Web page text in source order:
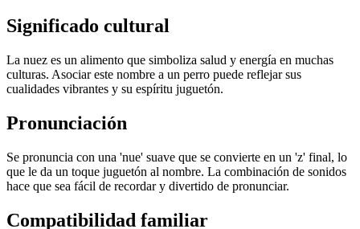
Significado cultural
La nuez es un alimento que simboliza salud y energía en muchas
culturas. Asociar este nombre a un perro puede reflejar sus
cualidades vibrantes y su espíritu juguetón.
Pronunciación
Se pronuncia con una 'nue' suave que se convierte en un 'z' final, lo
que le da un toque juguetón al nombre. La combinación de sonidos
hace que sea fácil de recordar y divertido de pronunciar.
Compatibilidad familiar